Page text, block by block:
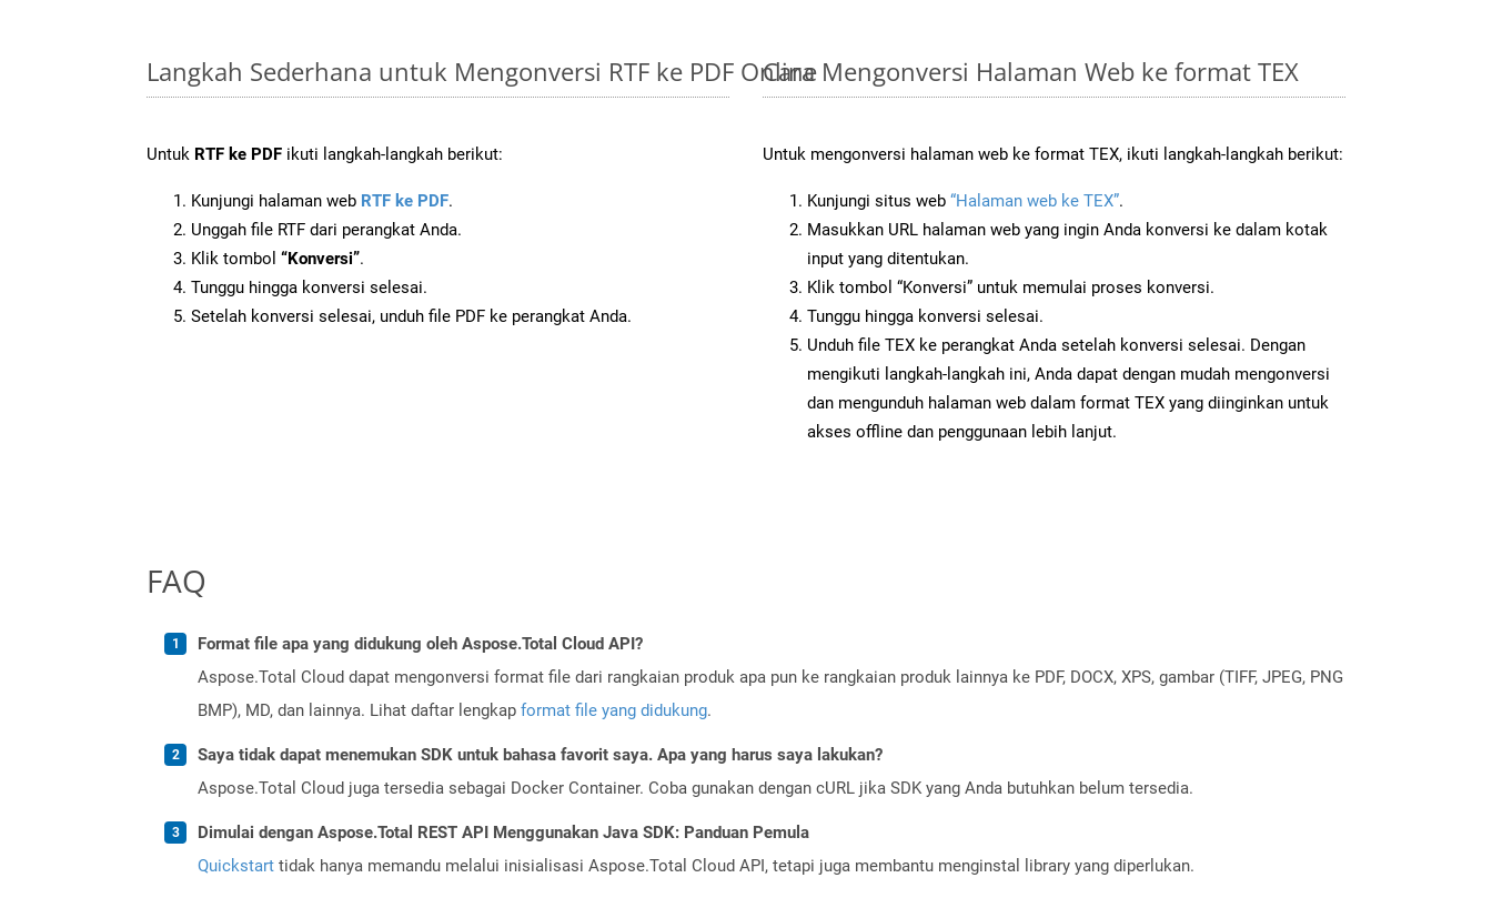
Langkah Sederhana untuk Mengonversi RTF ke PDF Online
Untuk RTF ke PDF ikuti langkah-langkah berikut:
Kunjungi halaman web RTF ke PDF.
Unggah file RTF dari perangkat Anda.
Klik tombol “Konversi”.
Tunggu hingga konversi selesai.
Setelah konversi selesai, unduh file PDF ke perangkat Anda.
Cara Mengonversi Halaman Web ke format TEX
Untuk mengonversi halaman web ke format TEX, ikuti langkah-langkah berikut:
Kunjungi situs web “Halaman web ke TEX”.
Masukkan URL halaman web yang ingin Anda konversi ke dalam kotak
input yang ditentukan.
Klik tombol “Konversi” untuk memulai proses konversi.
Tunggu hingga konversi selesai.
Unduh file TEX ke perangkat Anda setelah konversi selesai. Dengan
mengikuti langkah-langkah ini, Anda dapat dengan mudah mengonversi
dan mengunduh halaman web dalam format TEX yang diinginkan untuk
akses offline dan penggunaan lebih lanjut.
FAQ
Format file apa yang didukung oleh Aspose.Total Cloud API?
Aspose.Total Cloud dapat mengonversi format file dari rangkaian produk apa pun ke rangkaian produk lainnya ke PDF, DOCX, XPS, gambar (TIFF, JPEG, PNG
BMP), MD, dan lainnya. Lihat daftar lengkap format file yang didukung.
Saya tidak dapat menemukan SDK untuk bahasa favorit saya. Apa yang harus saya lakukan?
Aspose.Total Cloud juga tersedia sebagai Docker Container. Coba gunakan dengan cURL jika SDK yang Anda butuhkan belum tersedia.
Dimulai dengan Aspose.Total REST API Menggunakan Java SDK: Panduan Pemula
Quickstart tidak hanya memandu melalui inisialisasi Aspose.Total Cloud API, tetapi juga membantu menginstal library yang diperlukan.